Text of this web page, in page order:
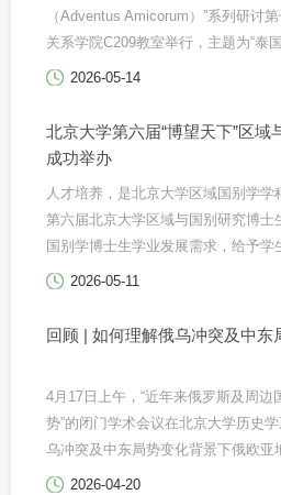
（Adventus Amicorum）”系列研讨
关系学院C209教室举行，主题为“泰
与制度改革”。本次研讨由泰国玛希
Sirivunnabood）主讲，北京外国语
人。活动还吸引了来自清华大学、中
2026-05-14
北京大学第六届“博望天下”区域
成功举办
人才培养，是北京大学区域国别学
第六届北京大学区域与国别研究博士
国别学博士生学业发展需求，给予
信心。
2026-05-11
回顾 | 如何理解俄乌冲突及中东
4月17日上午，“近年来俄罗斯及周边
势”的闭门学术会议在北京大学历史
乌冲突及中东局势变化背景下俄欧亚
的重新诠释，解体后原苏联加盟共和
2026-04-20